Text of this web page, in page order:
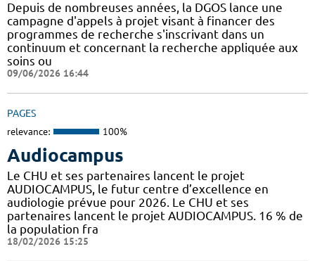
Depuis de nombreuses années, la DGOS lance une
campagne d'appels à projet visant à financer des
programmes de recherche s'inscrivant dans un
continuum et concernant la recherche appliquée aux
soins ou
09/06/2026 16:44
PAGES
relevance: 100%
Audiocampus
Le CHU et ses partenaires lancent le projet
AUDIOCAMPUS, le futur centre d’excellence en
audiologie prévue pour 2026. Le CHU et ses
partenaires lancent le projet AUDIOCAMPUS. 16 % de
la population fra
18/02/2026 15:25